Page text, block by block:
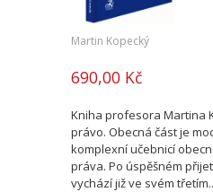
Martin Kopecký
690,00 Kč
Kniha profesora Martina
právo. Obecná část je
komplexní učebnicí
práva. Po úspěšném
vychází již ve svém